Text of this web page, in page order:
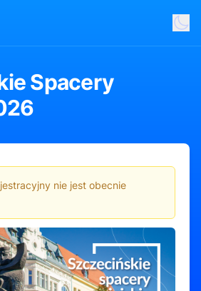
Spacery
miejskie to doskonała okazja, by